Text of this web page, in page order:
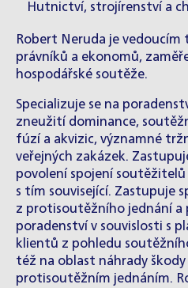
Hutnictví, strojírenství a
Robert Neruda je
právníků a ekonomů,
hospodářské soutěže.
Specializuje se na
zneužití dominance,
fúzí a akvizic, významné
veřejných zakázek.
povolení spojení
s tím související. Zastupuje
z protisoutěžního jednání a
poradenství v souvislosti s
klientů z pohledu
též na oblast náhrady
protisoutěžním jednáním.